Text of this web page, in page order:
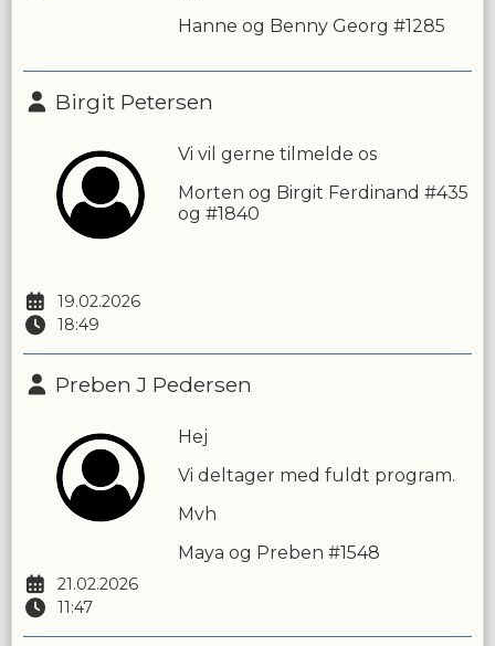
Hanne og Benny Georg #1285
Birgit Petersen
19.02.2026
18:49
Vi vil gerne tilmelde os
Morten og Birgit Ferdinand #435
og #1840
Preben J Pedersen
21.02.2026
11:47
Hej
Vi deltager med fuldt program.
Mvh
Maya og Preben #1548